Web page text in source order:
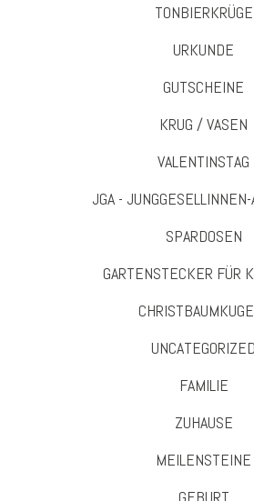
TONBIERKRÜGE
URKUNDE
GUTSCHEINE
KRUG / VASEN
VALENTINSTAG
JGA -
SPARDOSEN
GARTENSTECKER FÜR
UNCATEGORIZED
FAMILIE
ZUHAUSE
MEILENSTEINE
GEBURT